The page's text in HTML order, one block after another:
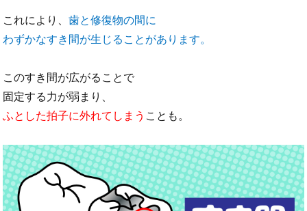
これにより、歯と修復物の間に
わずかなすき間が生じることがあります。
このすき間が広がることで
固定する力が弱まり、
ふとした拍子に外れてしまう ことも。